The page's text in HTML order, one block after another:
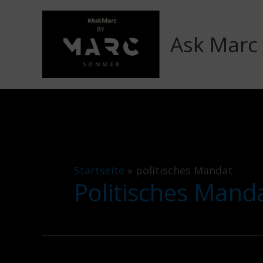
Ask
Startseite » politisches Mandat
Politisches